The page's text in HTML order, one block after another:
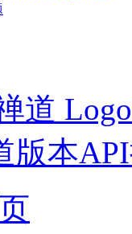
道 Logo
版本